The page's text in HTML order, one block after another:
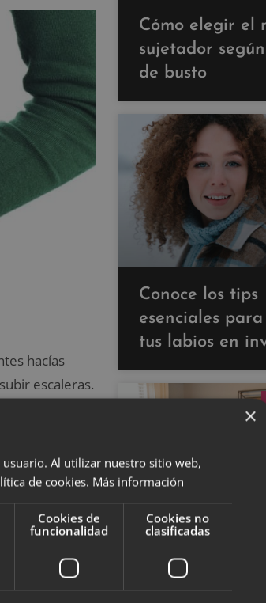
hacías
escaleras.
cada vez
más
reconocerás,
la sensación
Cómo elegir el
sujetador
de busto
Conoce los tips
esenciales
tus labios en
Descubre
decoración con
×
Al utilizar nuestro sitio web,
de cookies. Más información
Cookies de
funcionalidad
Cookies no
clasificadas